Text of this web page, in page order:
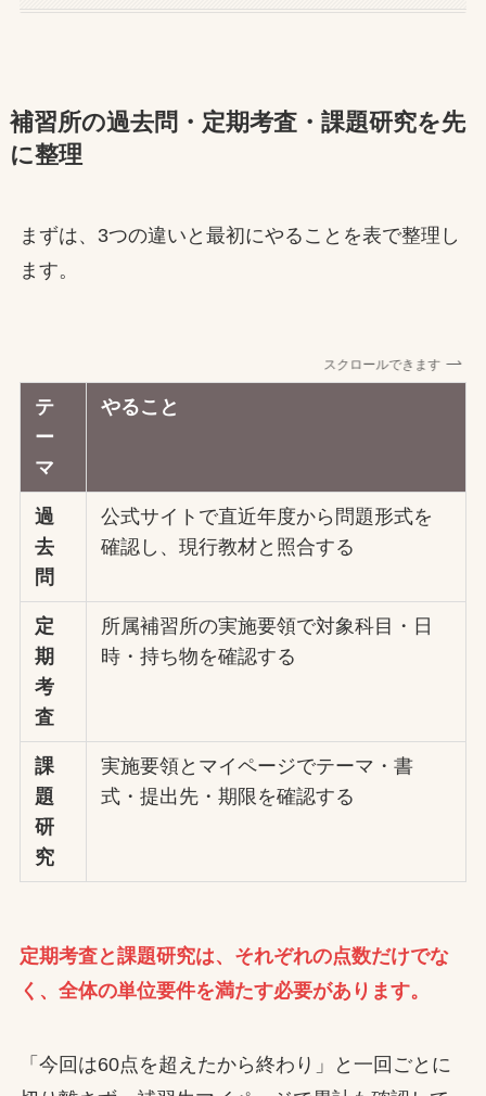
補習所の過去問・定期考査・課題研究を先
に整理
まずは、3つの違いと最初にやることを表で整理し
ます。
スクロールできます
テ
ー
マ
やること
過
去
問
公式サイトで直近年度から問題形式を
確認し、現行教材と照合する
定
期
考
査
所属補習所の実施要領で対象科目・日
時・持ち物を確認する
課
題
研
究
実施要領とマイページでテーマ・書
式・提出先・期限を確認する
定期考査と課題研究は、それぞれの点数だけでな
く、全体の単位要件を満たす必要があります。
「今回は60点を超えたから終わり」と一回ごとに